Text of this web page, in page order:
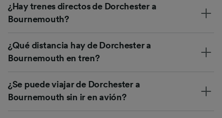
¿Hay trenes directos de Dorchester a
Bournemouth?
¿Qué distancia hay de Dorchester a
Bournemouth en tren?
¿Se puede viajar de Dorchester a
Bournemouth sin ir en avión?